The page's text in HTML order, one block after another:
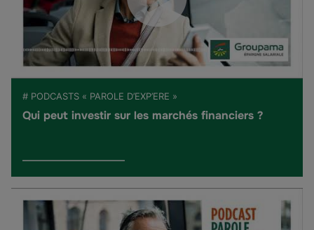
# PODCASTS « PAROLE D’EXP’ERE »
Qui peut investir sur les marchés financiers ?